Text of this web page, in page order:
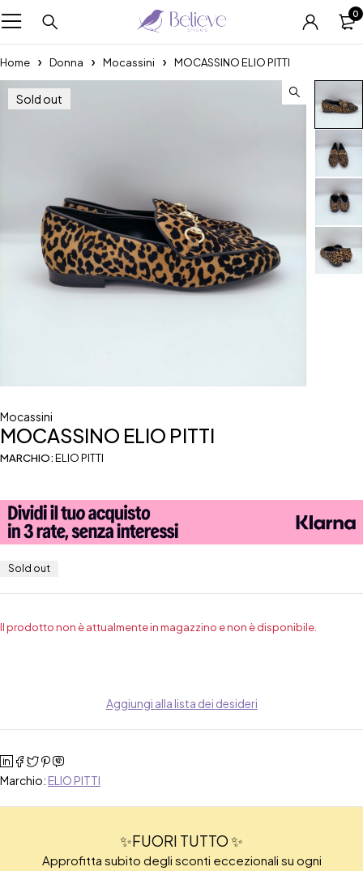
0
Home Donna Mocassini MOCASSINO ELIO PITTI
Sold out
Mocassini
MOCASSINO ELIO PITTI
MARCHIO:ELIO PITTI
Sold out
Il prodotto non è attualmente in magazzino e non è disponibile.
Aggiungi alla lista dei desideri
Marchio: ELIO PITTI
✨FUORI TUTTO ✨
Approfitta subito degli sconti eccezionali su ogni